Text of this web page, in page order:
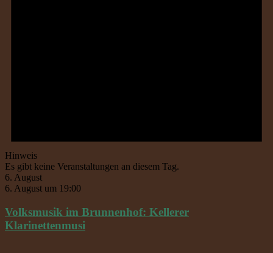
Hinweis
Es gibt keine Veranstaltungen an diesem Tag.
6. August
6. August um 19:00
Volksmusik im Brunnenhof: Kellerer
Klarinettenmusi